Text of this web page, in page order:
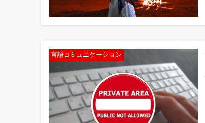
言語コミュニケーション